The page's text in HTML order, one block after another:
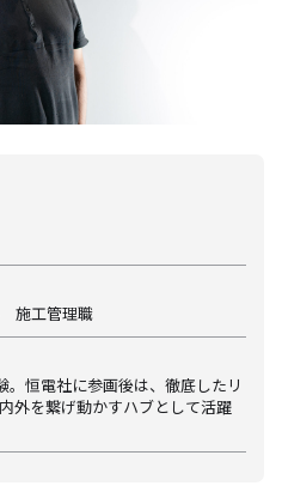
施工管理職
恒電社に参画後は、徹底したリ
外を繋げ動かすハブとして活躍